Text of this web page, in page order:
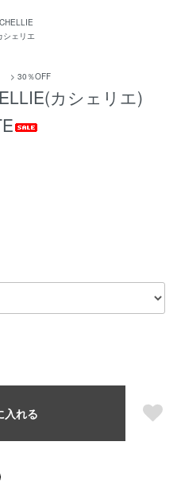
シェリエ
> 30％OFF
カシェリエ)
入れる